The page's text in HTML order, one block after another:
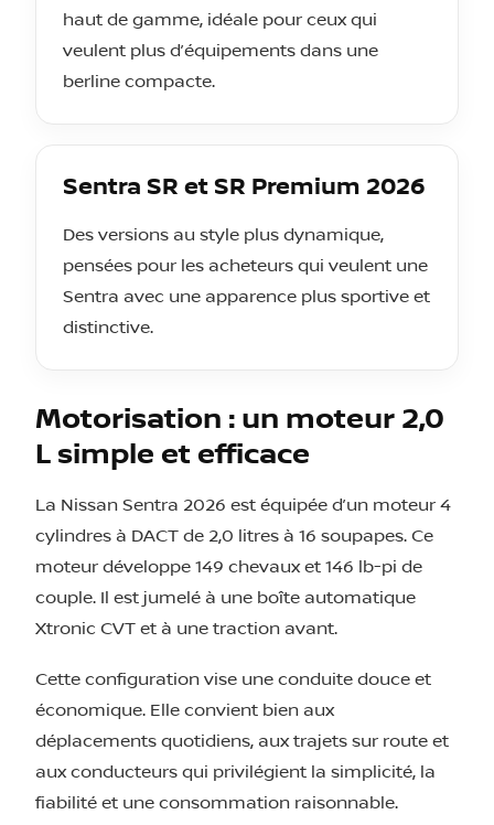
haut de gamme, idéale pour ceux qui
veulent plus d’équipements dans une
berline compacte.
Sentra SR et SR Premium 2026
Des versions au style plus dynamique,
pensées pour les acheteurs qui veulent une
Sentra avec une apparence plus sportive et
distinctive.
Motorisation : un moteur 2,0
L simple et efficace
La Nissan Sentra 2026 est équipée d’un moteur 4
cylindres à DACT de 2,0 litres à 16 soupapes. Ce
moteur développe 149 chevaux et 146 lb-pi de
couple. Il est jumelé à une boîte automatique
Xtronic CVT et à une traction avant.
Cette configuration vise une conduite douce et
économique. Elle convient bien aux
déplacements quotidiens, aux trajets sur route et
aux conducteurs qui privilégient la simplicité, la
fiabilité et une consommation raisonnable.